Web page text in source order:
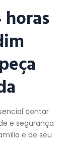
horas
peça
contar
e segurança
e de seu